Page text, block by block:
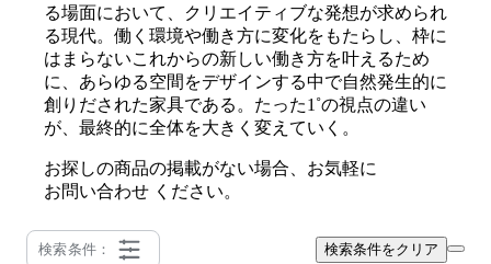
る場面において、クリエイティブな発想が求められ
る現代。働く環境や働き方に変化をもたらし、枠に
はまらないこれからの新しい働き方を叶えるため
に、あらゆる空間をデザインする中で自然発生的に
創りだされた家具である。たった1˚の視点の違い
が、最終的に全体を大きく変えていく。
お探しの商品の掲載がない場合、お気軽に
お問い合わせ ください。
検索条件： 検索条件をクリア